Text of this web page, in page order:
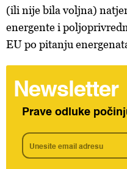
(ili nije bila voljna)
energente i
EU po pitanju
Newsletter
Prave odluke